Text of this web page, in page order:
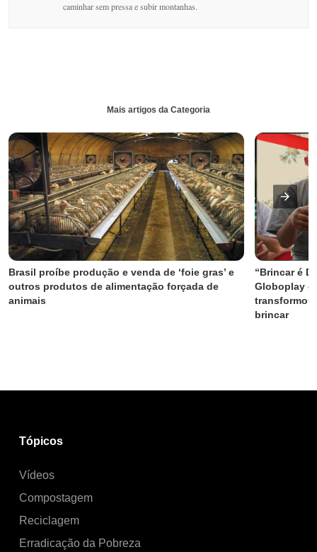
caminhar sem pressa e subir montanhas.
Mais artigos da Categoria
Brasil proíbe produção e venda de ‘foie gras’ e
outros produtos de alimentação forçada de
animais
“Brincar é
Globoplay e
transformou
brincar
Tópicos
Vídeos
Compostagem
Reciclagem
Erradicação da Pobreza